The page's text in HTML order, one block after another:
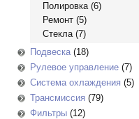
Полировка(6)
Ремонт (5)
Стекла(7)
Подвеска(18)
Рулевое управление (7)
Система охлаждения (5)
Трансмиссия (79)
Фильтры (12)